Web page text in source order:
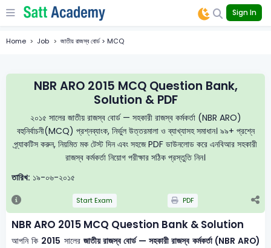
Sign In
Home Job জাতীয় রাজস্ব বোর্ড > MCQ
NBR ARO 2015 MCQ Question Bank,
Solution & PDF
২০১৫ সালের জাতীয় রাজস্ব বোর্ড — সহকারী রাজস্ব কর্মকর্তা (NBR ARO)
বহুনির্বাচনী(MCQ) প্রশ্নব্যাংক, নির্ভুল উত্তরমালা ও ব্যাখ্যাসহ সমাধান। ৯৯+ প্রশ্নে
প্র্যাকটিস করুন, নিয়মিত মক টেস্ট দিন এবং সহজে PDF ডাউনলোড করে এনবিআর সহকারী
রাজস্ব কর্মকর্তা নিয়োগ পরীক্ষার সঠিক প্রস্তুতি নিন।
তারিখ: ১৯-০৬-২০১৫
Start Exam PDF
NBR ARO 2015 MCQ Question Bank & Solution
আপনি কি 2015 সালের জাতীয় রাজস্ব বোর্ড — সহকারী রাজস্ব কর্মকর্তা (NBR ARO)